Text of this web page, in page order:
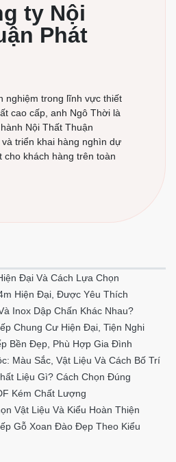
ty Nội
Phát
nghiệm trong lĩnh vực thiết
cao cấp, anh Ngô Thời là
Nội Thất Thuận
triển khai hàng nghìn dự
cho khách hàng trên toàn
Đại Và Cách Lựa Chọn
Hiện Đại, Được Yêu Thích
Inox Dập Chấn Khác Nhau?
Chung Cư Hiện Đại, Tiện Nghi
Bền Đẹp, Phù Hợp Gia Đình
Màu Sắc, Vật Liệu Và Cách Bố Trí
Liệu Gì? Cách Chọn Đúng
Kém Chất Lượng
Vật Liệu Và Kiểu Hoàn Thiện
Gỗ Xoan Đào Đẹp Theo Kiểu